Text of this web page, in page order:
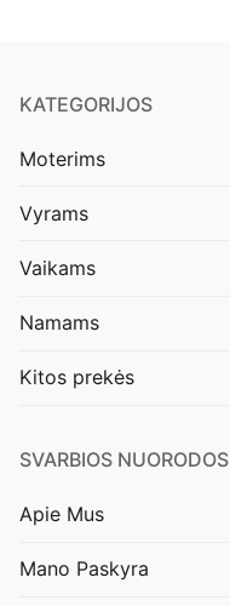
KATEGORIJOS
Moterims
Vyrams
Vaikams
Namams
Kitos prekės
SVARBIOS NUORODOS
Apie Mus
Mano Paskyra